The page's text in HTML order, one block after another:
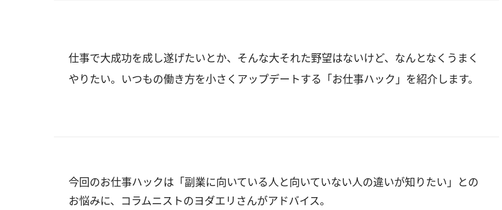
仕事で大成功を成し遂げたいとか、そんな大それた野望はないけど、なんとなくうまく
やりたい。いつもの働き方を小さくアップデートする「お仕事ハック」を紹介します。
今回のお仕事ハックは「副業に向いている人と向いていない人の違いが知りたい 」との
お悩みに、コラムニストのヨダエリさんがアドバイス。